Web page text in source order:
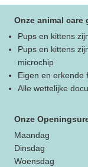
Onze animal care
Pups en kittens
Pups en kittens
microchip
Eigen en erkende
Alle wettelijke
Onze
Maandag
Dinsdag
Woensdag